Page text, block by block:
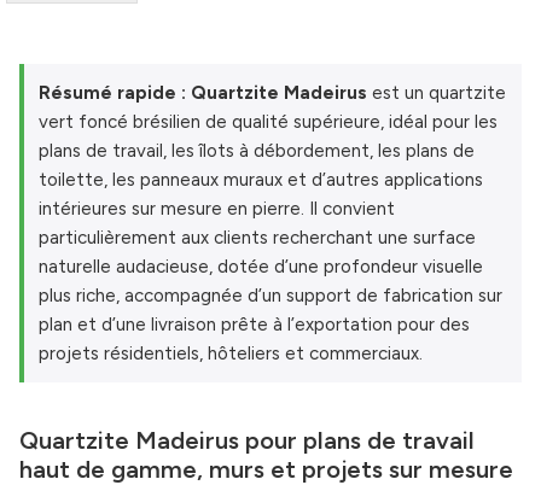
Résumé rapide : Quartzite Madeirus est un quartzite
vert foncé brésilien de qualité supérieure, idéal pour les
plans de travail, les îlots à débordement, les plans de
toilette, les panneaux muraux et d’autres applications
intérieures sur mesure en pierre. Il convient
particulièrement aux clients recherchant une surface
naturelle audacieuse, dotée d’une profondeur visuelle
plus riche, accompagnée d’un support de fabrication sur
plan et d’une livraison prête à l’exportation pour des
projets résidentiels, hôteliers et commerciaux.
Quartzite Madeirus pour plans de travail
haut de gamme, murs et projets sur mesure